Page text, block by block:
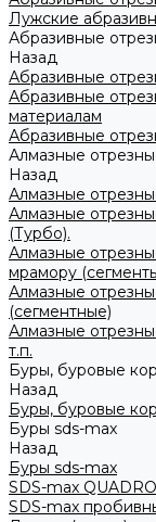
Лужские
Абразивные
Назад
Абразивные
Абразивные
материалам
Абразивные
Алмазные
Назад
Алмазные
Алмазные
(Турбо).
Алмазные
мрамору
Алмазные
(сегментные)
Алмазные
т.п.
Буры, буровые
Назад
Буры, буровые
Буры sds-max
Назад
Буры sds-max
SDS-max QUADRO
SDS-max